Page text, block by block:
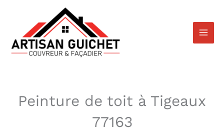
contenu
Peinture de toit à Tigeaux
77163